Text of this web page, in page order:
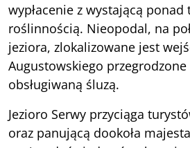
wypłacenie z wystającą
roślinnością. Nieopodal, na
jeziora, zlokalizowane jest
Augustowskiego przegrodzone
obsługiwaną śluzą.
Jezioro Serwy przyciąga
oraz panującą dookoła